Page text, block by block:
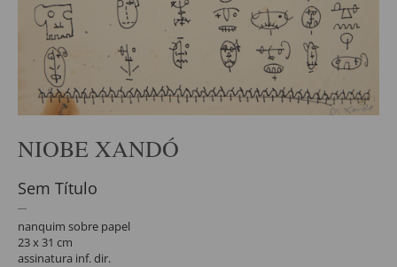
NIOBE XANDÓ
Sem Título
nanquim sobre papel
23 x 31 cm
assinatura inf. dir.